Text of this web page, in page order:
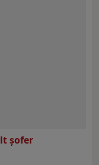
șofer